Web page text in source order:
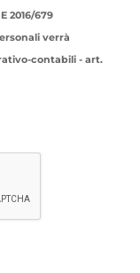
2016/679
verrà
contabili - art.